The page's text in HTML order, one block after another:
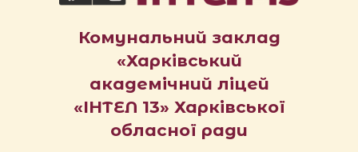
Комунальний заклад
«Харківський
академічний ліцей
«ІНТЕЛ 13» Харківської
обласної ради